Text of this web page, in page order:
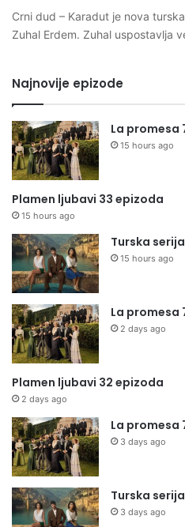
Crni dud – Karadut je nova
Zuhal Erdem. Zuhal uspostavlja
Najnovije epizode
La promesa
15 hours ago
Plamen ljubavi 33 epizoda
15 hours ago
Turska
15 hours ago
La promesa
2 days ago
Plamen ljubavi 32 epizoda
2 days ago
La promesa
3 days ago
Turska
3 days ago